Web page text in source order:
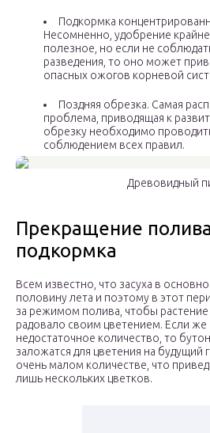
Подкормка
Несомненно, удобрение
полезное, но если не
разведения, то оно может
опасных ожогов корневой
Поздняя обрезка. Самая
проблема, приводящая к
обрезку необходимо
соблюдением всех правил.
Древовидный
Прекращение
подкормка
Всем известно, что засуха в
половину лета и поэтому в этот
за режимом полива, чтобы
радовало своим цветением. Если
недостаточное количество, то
заложатся для цветения на будущий
очень малом количестве, что
лишь нескольких цветков.